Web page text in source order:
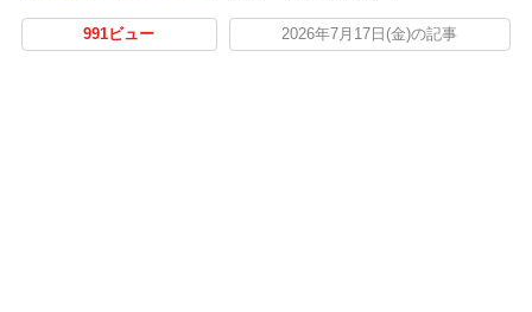
991ビュー 2026年7月17日(金)の記事